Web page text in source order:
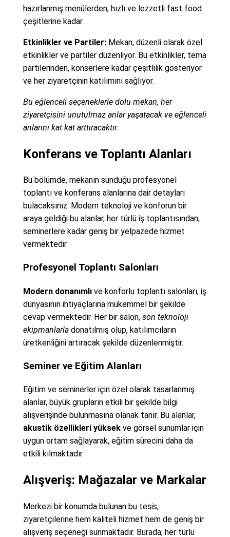
hazırlanmış menülerden, hızlı ve lezzetli fast food
çeşitlerine kadar.
Etkinlikler ve Partiler:Mekan, düzenli olarak özel
etkinlikler ve partiler düzenliyor. Bu etkinlikler, tema
partilerinden, konserlere kadar çeşitlilik gösteriyor
ve her ziyaretçinin katılımını sağlıyor.
Bu eğlenceli seçeneklerle dolu mekan, her
ziyaretçisini unutulmaz anlar yaşatacak ve eğlenceli
anlarını kat kat arttıracaktır.
Konferans ve Toplantı Alanları
Bu bölümde, mekanın sunduğu profesyonel
toplantı ve konferans alanlarına dair detayları
bulacaksınız. Modern teknoloji ve konforun bir
araya geldiği bu alanlar, her türlü iş toplantısından,
seminerlere kadar geniş bir yelpazede hizmet
vermektedir.
Profesyonel Toplantı Salonları
Modern donanımlıve konforlu toplantı salonları, iş
dünyasının ihtiyaçlarına mükemmel bir şekilde
cevap vermektedir. Her bir salon, son teknoloji
ekipmanlarladonatılmış olup, katılımcıların
üretkenliğini artıracak şekilde düzenlenmiştir.
Seminer ve Eğitim Alanları
Eğitim ve seminerler için özel olarak tasarlanmış
alanlar, büyük grupların etkili bir şekilde bilgi
alışverişinde bulunmasına olanak tanır. Bu alanlar,
akustik özellikleri yüksekve görsel sunumlar için
uygun ortam sağlayarak, eğitim sürecini daha da
etkili kılmaktadır.
Alışveriş: Mağazalar ve Markalar
Merkezi bir konumda bulunan bu tesis,
ziyaretçilerine hem kaliteli hizmet hem de geniş bir
alışveriş seçeneği sunmaktadır. Burada, her türlü